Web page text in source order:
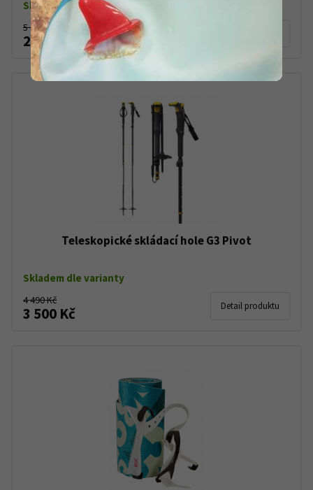
Skladem dle varianty
5 090 Kč
2 690 Kč
Teleskopické skládací hole G3 Pivot
Skladem dle varianty
4 490 Kč
3 500 Kč Detail produktu